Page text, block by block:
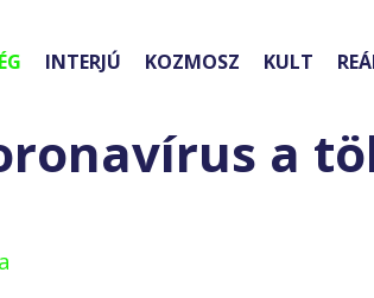
INTERJÚ KOZMOSZ KULT
a